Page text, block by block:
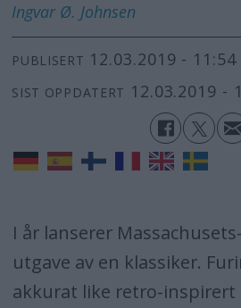
Ingvar Ø. Johnsen
PUBLISERT 12.03.2019 - 11:54
SIST OPPDATERT 12.03.2019 -
I år lanserer
utgave av en klassiker.
akkurat like retro-inspirert